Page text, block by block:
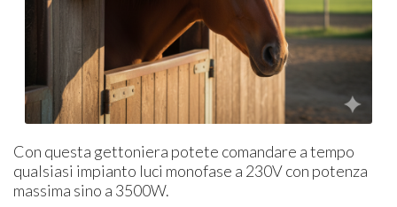
Con questa gettoniera potete comandare a tempo
qualsiasi impianto luci monofase a 230V con potenza
massima sino a 3500W.